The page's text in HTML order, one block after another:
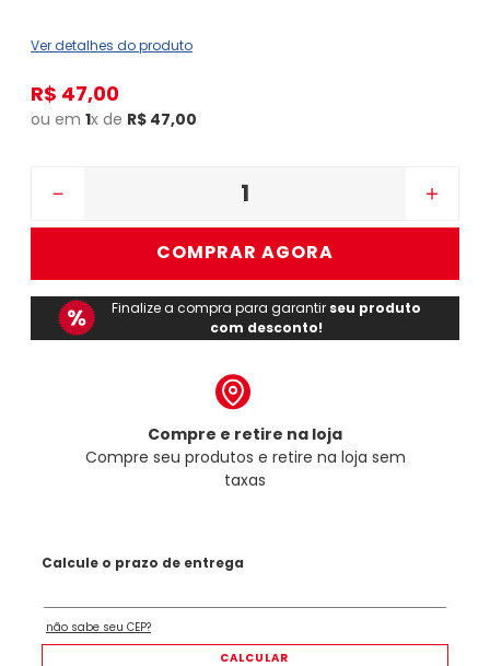
Ver detalhes do produto
R$ 47,00
ou em 1x de R$ 47,00
＋
－
COMPRAR AGORA
Finalize a compra para garantir seu produto
com desconto!
Compre e retire na loja
Compre seu produtos e retire na loja sem
taxas